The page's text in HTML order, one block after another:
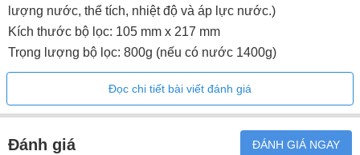
lượng nước, thể tích, nhiệt độ và áp lực nước.)
Kích thước bộ lọc: 105 mm x 217 mm
Trọng lượng bộ lọc: 800g (nếu có nước 1400g)
Chất liệu của bộ lọc: nhựa ABS
Lọc hiệu quả mà không cần điện.
Màu trắng
Xuất xứ Nhật Bản
Đọc chi tiết bài viết đánh giá
Đánh giá ĐÁNH GIÁ NGAY